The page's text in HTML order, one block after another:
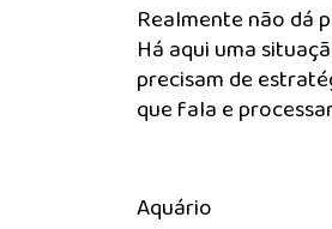
Realmente não dá
Há aqui uma
precisam de
que fala e
Aquário